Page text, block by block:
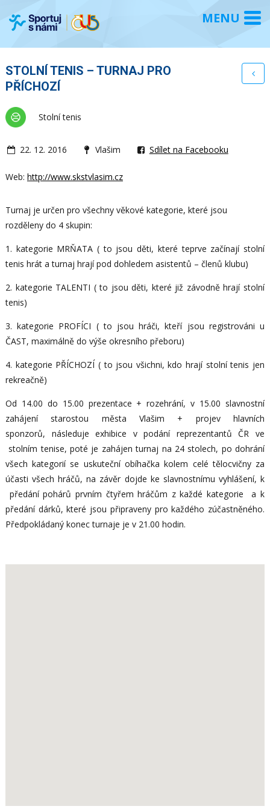
STOLNÍ TENIS – TURNAJ PRO
PŘÍCHOZÍ
Stolní tenis
22. 12. 2016 Vlašim Sdílet na Facebooku
Web: http://www.skstvlasim.cz
Turnaj je určen pro všechny věkové kategorie, které jsou
rozděleny do 4 skupin:
1. kategorie MRŇATA ( to jsou děti, které teprve začínají stolní
tenis hrát a turnaj hrají pod dohledem asistentů – členů klubu)
2. kategorie TALENTI ( to jsou děti, které již závodně hrají stolní
tenis)
3. kategorie PROFÍCI ( to jsou hráči, kteří jsou registrováni u
ČAST, maximálně do výše okresního přeboru)
4. kategorie PŘÍCHOZÍ ( to jsou všichni, kdo hrají stolní tenis jen
rekreačně)
Od 14.00 do 15.00 prezentace + rozehrání, v 15.00 slavnostní
zahájení starostou města Vlašim + projev hlavních
sponzorů, následuje exhibice v podání reprezentantů ČR ve
stolním tenise, poté je zahájen turnaj na 24 stolech, po dohrání
všech kategorií se uskuteční obíhačka kolem celé tělocvičny za
účasti všech hráčů, na závěr dojde ke slavnostnímu vyhlášení, k
předání pohárů prvním čtyřem hráčům z každé kategorie a k
předání dárků, které jsou připraveny pro každého zúčastněného.
Předpokládaný konec turnaje je v 21.00 hodin.